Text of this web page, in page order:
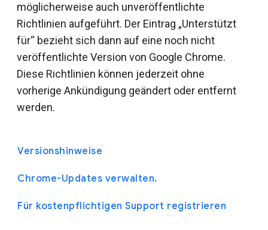
möglicherweise auch unveröffentlichte
Richtlinien aufgeführt. Der Eintrag „Unterstützt
für“ bezieht sich dann auf eine noch nicht
veröffentlichte Version von Google Chrome.
Diese Richtlinien können jederzeit ohne
vorherige Ankündigung geändert oder entfernt
werden.
Versionshinweise
Chrome-Updates verwalten.
Für kostenpflichtigen Support registrieren